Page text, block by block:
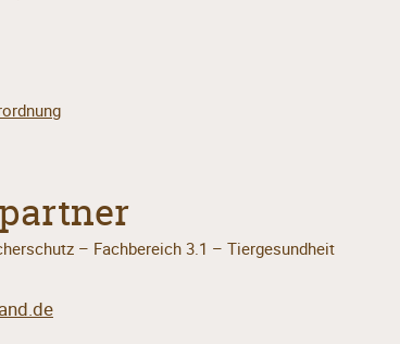
– Fachbereich 3.1 – Tiergesundheit